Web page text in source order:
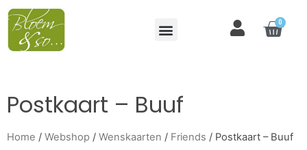
0
Postkaart – Buuf
Home / Webshop / Wenskaarten / Friends / Postkaart – Buuf